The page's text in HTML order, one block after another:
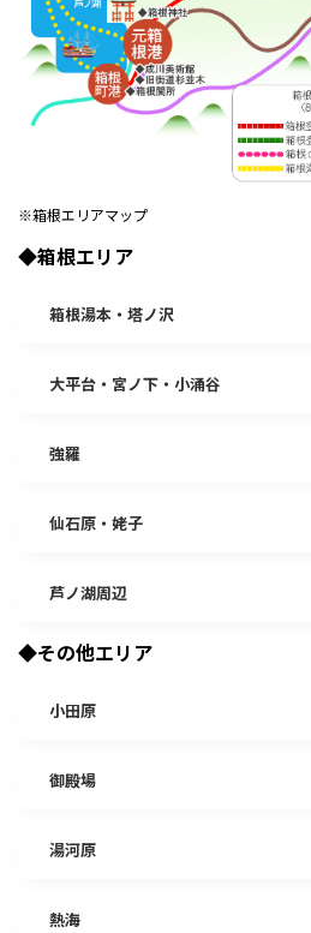
※箱根エリアマップ
◆箱根エリア
箱根湯本・塔ノ沢
大平台・宮ノ下・小涌谷
強羅
仙石原・姥子
芦ノ湖周辺
◆その他エリア
小田原
御殿場
湯河原
熱海